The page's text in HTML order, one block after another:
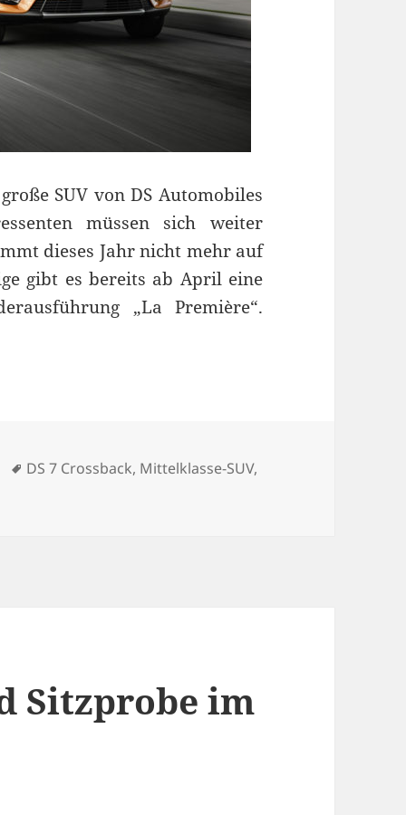
SUV von DS Automobiles
müssen sich weiter
dieses Jahr nicht mehr auf
gibt es bereits ab April eine
„La Première“.
Schlagwörter
DS 7 Crossback, Mittelklasse-SUV,
Sitzprobe im